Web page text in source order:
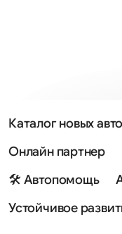
Каталог новых авто
Онлайн партнер
🛠 Автопомощь
Устойчивое